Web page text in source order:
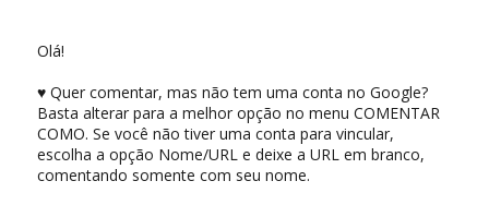
Olá!
♥ Quer comentar, mas não tem uma conta no Google?
Basta alterar para a melhor opção no menu COMENTAR
COMO. Se você não tiver uma conta para vincular,
escolha a opção Nome/URL e deixe a URL em branco,
comentando somente com seu nome.